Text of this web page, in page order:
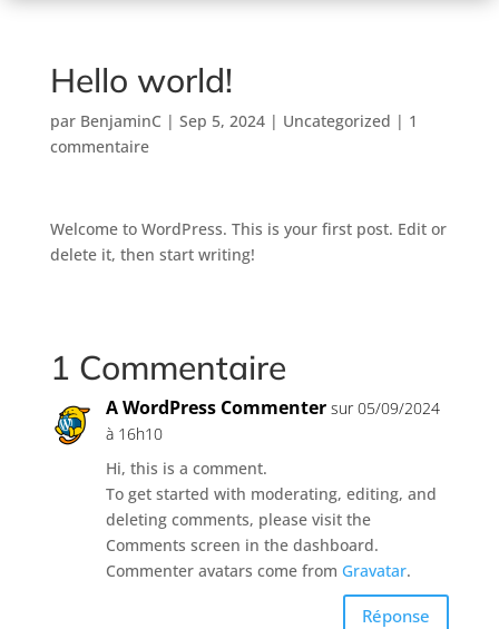
Hello world!
par BenjaminC | Sep 5, 2024| Uncategorized | 1
commentaire
Welcome to WordPress. This is your first post. Edit or
delete it, then start writing!
1 Commentaire
A WordPress Commenter sur 05/09/2024
à 16h10
Hi, this is a comment.
To get started with moderating, editing, and
deleting comments, please visit the
Comments screen in the dashboard.
Commenter avatars come from Gravatar.
Réponse